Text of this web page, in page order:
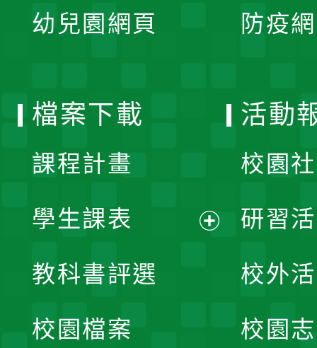
幼兒園網頁 防疫
檔案下載
課程計畫
學生課表
教科書評選
校園檔案
活動
校園
研習
校外
校園